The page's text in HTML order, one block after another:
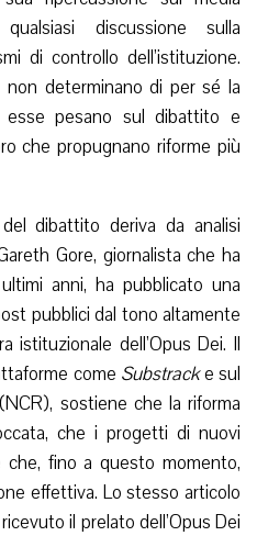
discussione sulla
di controllo dell’istituzione.
determinano di per sé la
esse pesano sul dibattito e
che propugnano riforme più
dibattito deriva da analisi
Gore, giornalista che ha
anni, ha pubblicato una
pubblici dal tono altamente
istituzionale dell’Opus Dei. Il
come Substracke sul
sostiene che la riforma
che i progetti di nuovi
fino a questo momento,
effettiva. Lo stesso articolo
il prelato dell’Opus Dei